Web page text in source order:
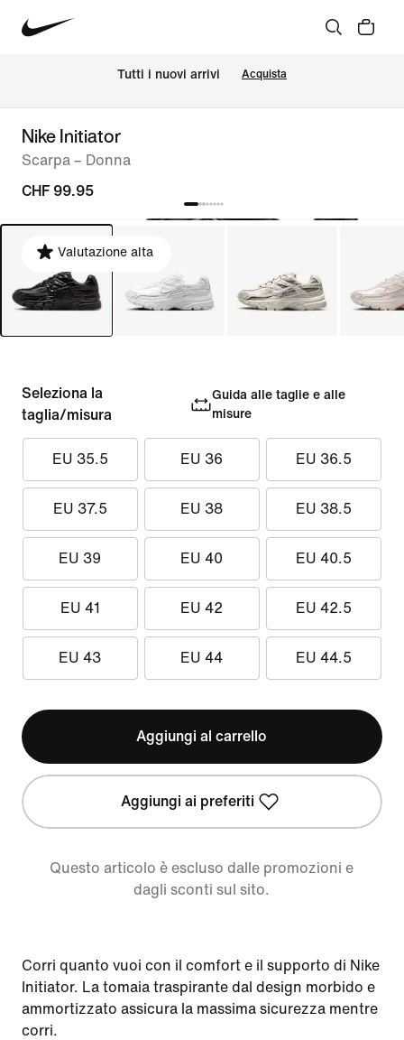
Tutti i nuovi arrivi Acquista
Nike Initiator
Scarpa – Donna
CHF 99.95
Valutazione alta
Seleziona la
taglia/misura
Guida alle taglie e alle
misure
EU 35.5 EU 36 EU 36.5
EU 37.5 EU 38 EU 38.5
EU 39 EU 40 EU 40.5
EU 41 EU 42 EU 42.5
EU 43 EU 44 EU 44.5
Aggiungi al carrello
Aggiungi ai preferiti
Questo articolo è escluso dalle promozioni e
dagli sconti sul sito.
Corri quanto vuoi con il comfort e il supporto di Nike
Initiator. La tomaia traspirante dal design morbido e
ammortizzato assicura la massima sicurezza mentre
corri.